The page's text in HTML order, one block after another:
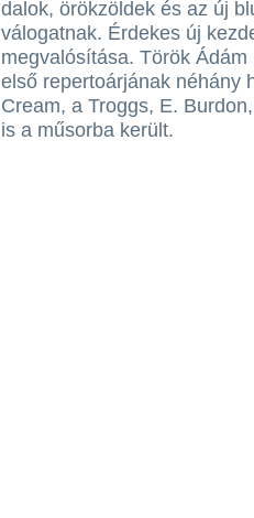
dalok, örökzöldek és az új
válogatnak. Érdekes új
megvalósítása. Török
első repertoárjának néhány
Cream, a Troggs, E.
is a műsorba került.